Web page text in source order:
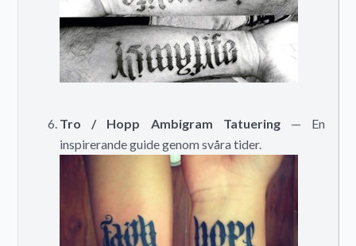
Tro / Hopp Ambigram Tatuering— En
inspirerande guide genom svåra tider.